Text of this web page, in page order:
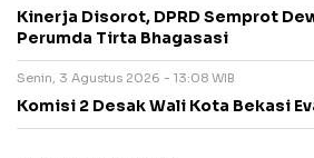
Kinerja Disorot, DPRD Semprot
Perumda Tirta Bhagasasi
Senin, 3 Agustus 2026 - 13:08 WIB
Komisi 2 Desak Wali Kota Bekasi